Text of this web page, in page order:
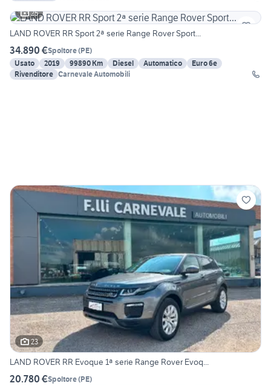
25
LAND ROVER RR Sport 2ª serie Range Rover Sport...
34.890 €Spoltore(PE)
Usato
2019 99890 Km Diesel Automatico
Euro 6e
Rivenditore Carnevale Automobili
23
LAND ROVER RR Evoque 1ª serie Range Rover Evoq...
20.780 €Spoltore(PE)